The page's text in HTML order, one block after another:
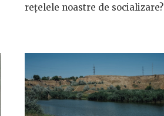
rețelele noastre de socializare?